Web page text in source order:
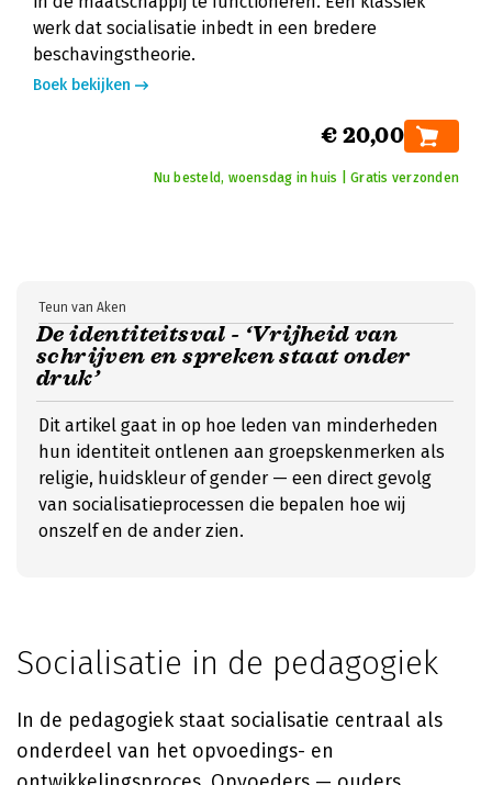
werk dat socialisatie inbedt in een bredere
beschaving­stheorie.
Boek bekijken
€ 20,00
Nu besteld, woensdag in huis | Gratis verzonden
De identiteitsval - ‘Vrijheid van
schrijven en spreken staat onder
druk’
Teun van Aken
Dit artikel gaat in op hoe leden van minderheden
hun identiteit ontlenen aan groepskenmerken als
religie, huidskleur of gender — een direct gevolg
van socialisatieprocessen die bepalen hoe wij
onszelf en de ander zien.
Socialisatie in de pedagogiek
In de pedagogiek staat socialisatie centraal als
onderdeel van het opvoedings- en